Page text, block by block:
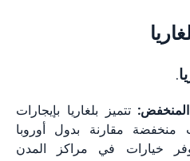
.
تتميز بلغاريا بإيجارات
منخفضة مقارنة بدول أوروبا
خيارات في مراكز المدن